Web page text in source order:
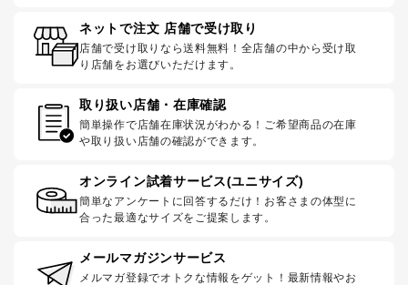
ネットで注文 店舗で受け取り
店舗で受け取りなら送料無料！全店舗の中から受け取
り店舗をお選びいただけます。
取り扱い店舗・在庫確認
簡単操作で店舗在庫状況がわかる！ご希望商品の在庫
や取り扱い店舗の確認ができます。
オンライン試着サービス(ユニサイズ)
簡単なアンケートに回答するだけ！お客さまの体型に
合った最適なサイズをご提案します。
メールマガジンサービス
メルマガ登録でオトクな情報をゲット！最新情報やお